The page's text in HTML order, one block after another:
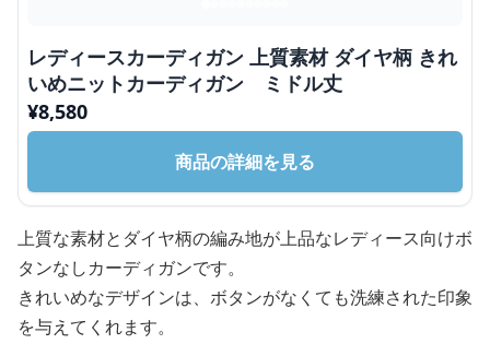
レディースカーディガン 上質素材 ダイヤ柄 きれ
いめニットカーディガン ミドル丈
¥8,580
商品の詳細を見る
上質な素材とダイヤ柄の編み地が上品なレディース向けボ
タンなしカーディガンです。
きれいめなデザインは、ボタンがなくても洗練された印象
を与えてくれます。